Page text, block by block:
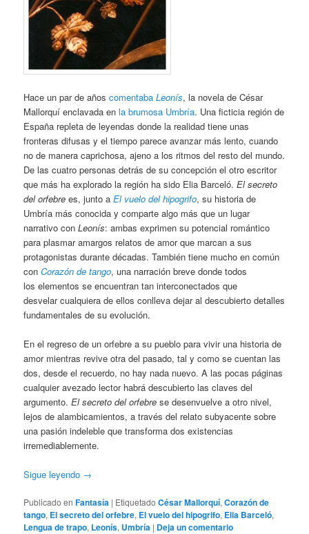
Hace un par de añoscomentabaLeonís, la novela de César
Mallorquí enclavada enla brumosa Umbría. Una ficticia región de
España repleta de leyendas donde la realidad tiene unas
fronteras difusas y el tiempo parece avanzar más lento, cuando
no de manera caprichosa, ajeno a los ritmos del resto del mundo.
De las cuatro personas detrás de su concepción el otro escritor
que más ha explorado la región ha sido Elia Barceló.El secreto
del orfebre es, junto aEl vuelo del hipogrifo, su historia de
Umbría más conocida y comparte algo más que un lugar
narrativo conLeonís: ambas exprimen su potencial romántico
para plasmar amargos relatos de amor que marcan a sus
protagonistas durante décadas. También tiene mucho en común
conCorazón de tango, una narración breve donde todos
los elementos se encuentran tan interconectados que
desvelar cualquiera de ellos conlleva dejar al descubierto detalles
fundamentales de su evolución.
En el regreso de un orfebre a su pueblo para vivir una historia de
amor mientras revive otra del pasado, tal y como se cuentan las
dos, desde el recuerdo, no hay nada nuevo. A las pocas páginas
cualquier avezado lector habrá descubierto las claves del
argumento.El secreto del orfebre se desenvuelve a otro nivel,
lejos de alambicamientos, a través del relato subyacente sobre
una pasión indeleble que transforma dos existencias
irremediablemente.
Sigue leyendo →
Publicado en Fantasía | Etiquetado César Mallorquí,Corazón de
tango, El secreto del orfebre, El vuelo del hipogrifo, Elia Barceló,
Lengua de trapo, Leonís, Umbría | Deja un comentario